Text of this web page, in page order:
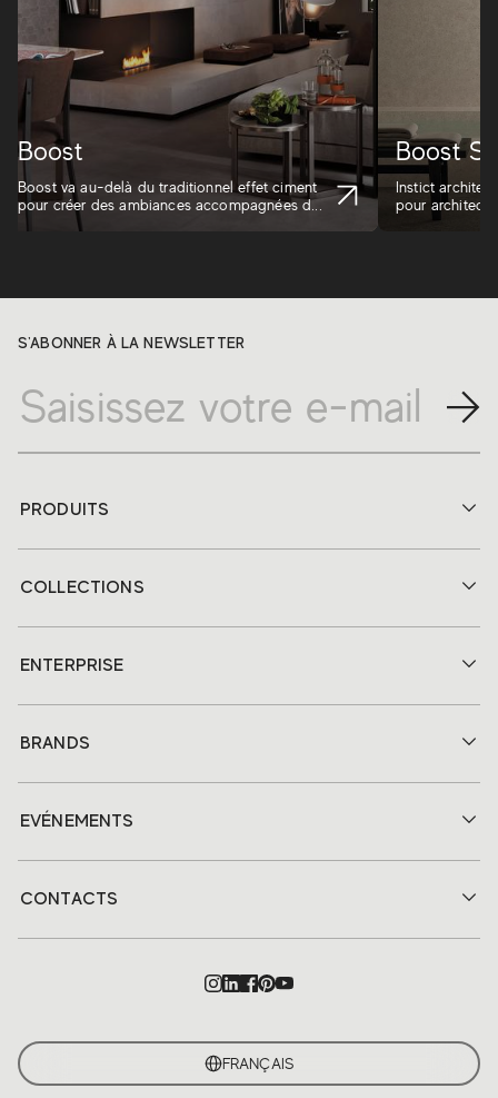
Boost
Boost va au-delà du traditionnel effet ciment
pour créer des ambiances accompagnées d...
Boost
Instict
pour
S'ABONNER À LA NEWSLETTER
PRODUITS
COLLECTIONS
ENTERPRISE
BRANDS
EVÉNEMENTS
CONTACTS
FRANÇAIS